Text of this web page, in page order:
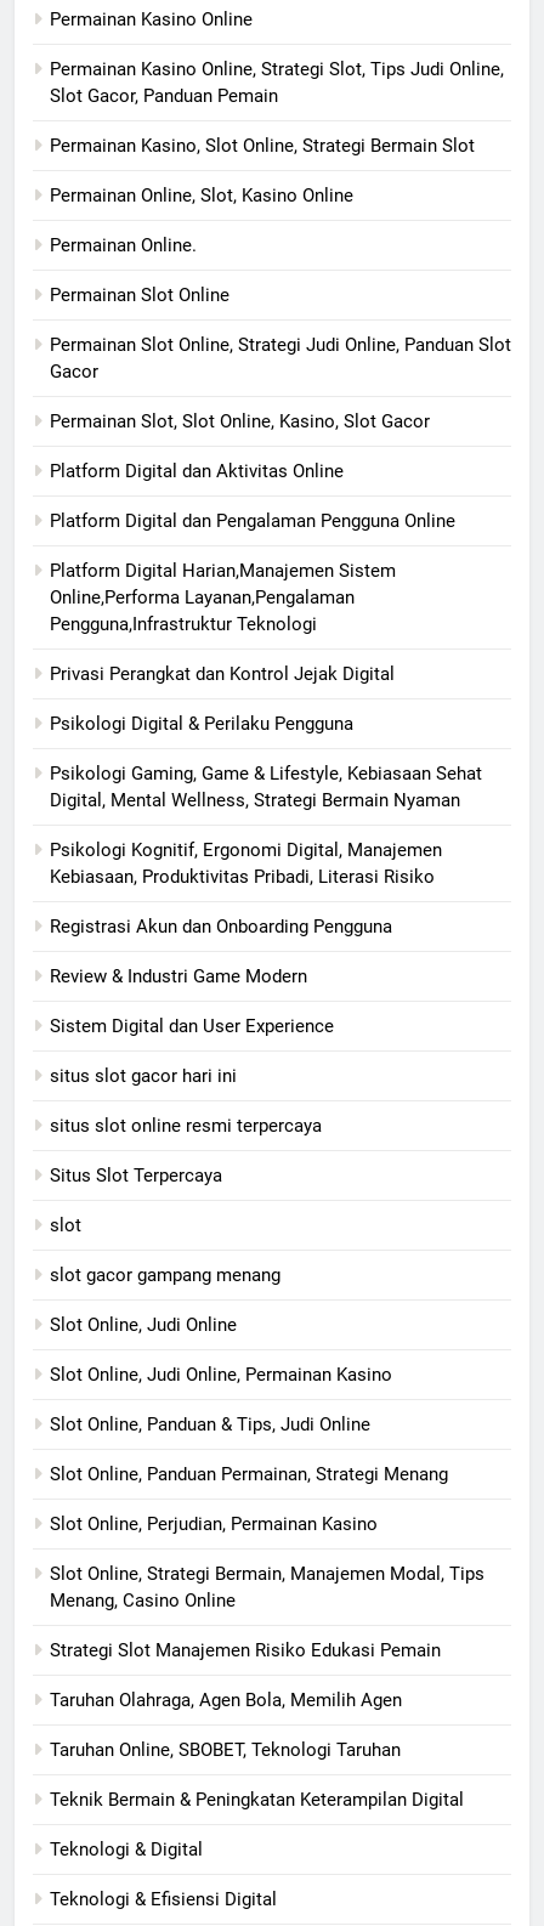
Permainan Kasino Online
Permainan Kasino Online, Strategi Slot, Tips Judi Online,
Slot Gacor, Panduan Pemain
Permainan Kasino, Slot Online, Strategi Bermain Slot
Permainan Online, Slot, Kasino Online
Permainan Online.
Permainan Slot Online
Permainan Slot Online, Strategi Judi Online, Panduan Slot
Gacor
Permainan Slot, Slot Online, Kasino, Slot Gacor
Platform Digital dan Aktivitas Online
Platform Digital dan Pengalaman Pengguna Online
Platform Digital Harian,Manajemen Sistem
Online,Performa Layanan,Pengalaman
Pengguna,Infrastruktur Teknologi
Privasi Perangkat dan Kontrol Jejak Digital
Psikologi Digital & Perilaku Pengguna
Psikologi Gaming, Game & Lifestyle, Kebiasaan Sehat
Digital, Mental Wellness, Strategi Bermain Nyaman
Psikologi Kognitif, Ergonomi Digital, Manajemen
Kebiasaan, Produktivitas Pribadi, Literasi Risiko
Registrasi Akun dan Onboarding Pengguna
Review & Industri Game Modern
Sistem Digital dan User Experience
situs slot gacor hari ini
situs slot online resmi terpercaya
Situs Slot Terpercaya
slot
slot gacor gampang menang
Slot Online, Judi Online
Slot Online, Judi Online, Permainan Kasino
Slot Online, Panduan & Tips, Judi Online
Slot Online, Panduan Permainan, Strategi Menang
Slot Online, Perjudian, Permainan Kasino
Slot Online, Strategi Bermain, Manajemen Modal, Tips
Menang, Casino Online
Strategi Slot Manajemen Risiko Edukasi Pemain
Taruhan Olahraga, Agen Bola, Memilih Agen
Taruhan Online, SBOBET, Teknologi Taruhan
Teknik Bermain & Peningkatan Keterampilan Digital
Teknologi & Digital
Teknologi & Efisiensi Digital